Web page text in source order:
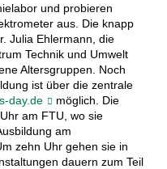
und probieren
aus. Die knapp
Julia Ehlermann, die
Technik und Umwelt
Altersgruppen. Noch
ist über die zentrale
day.de
möglich. Die
am FTU, wo sie
am
zehn Uhr gehen sie in
dauern zum Teil